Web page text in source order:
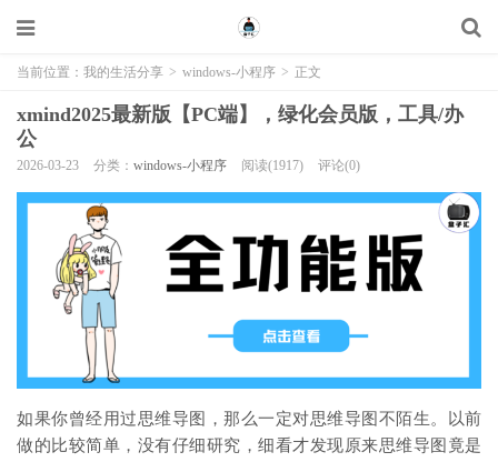
当前位置： 我的生活分享 > windows-小程序 > 正文
xmind2025最新版【PC端】，绿化会员版，工具/办
公
2026-03-23 分类： windows-小程序 阅读(1917) 评论(0)
如果你曾经用过思维导图，那么一定对思维导图不陌生。以前
做的比较简单，没有仔细研究，细看才发现原来思维导图竟是